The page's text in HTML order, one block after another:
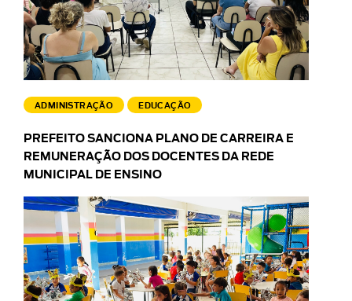
ADMINISTRAÇÃO EDUCAÇÃO
PREFEITO SANCIONA PLANO DE CARREIRA E
REMUNERAÇÃO DOS DOCENTES DA REDE
MUNICIPAL DE ENSINO